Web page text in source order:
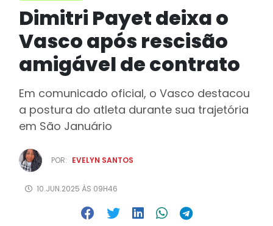
Dimitri Payet deixa o
Vasco após rescisão
amigável de contrato
Em comunicado oficial, o Vasco destacou
a postura do atleta durante sua trajetória
em São Januário
POR: EVELYN SANTOS
10.JUN.2025 ÀS 09H46